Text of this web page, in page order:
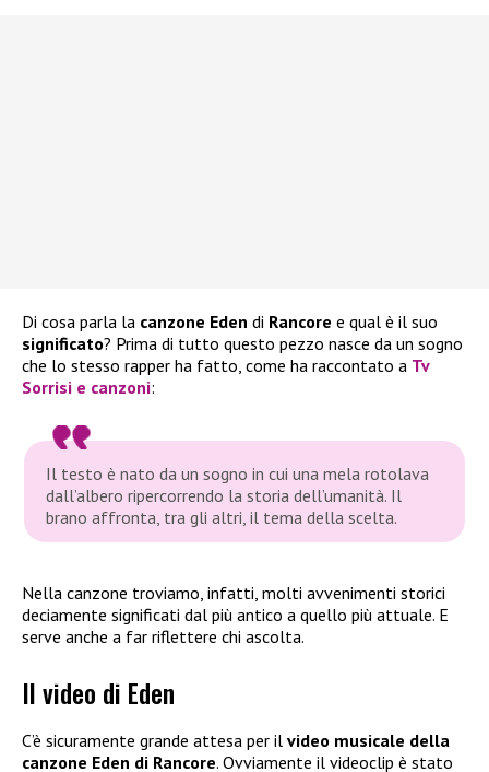
Di cosa parla la canzone Eden di Rancore e qual è il suo
significato? Prima di tutto questo pezzo nasce da un sogno
che lo stesso rapper ha fatto, come ha raccontato a Tv
Sorrisi e canzoni:
Il testo è nato da un sogno in cui una mela rotolava
dall’albero ripercorrendo la storia dell’umanità. Il
brano affronta, tra gli altri, il tema della scelta.
Nella canzone troviamo, infatti, molti avvenimenti storici
deciamente significati dal più antico a quello più attuale. E
serve anche a far riflettere chi ascolta.
Il video di Eden
C’è sicuramente grande attesa per il video musicale della
canzone Eden di Rancore. Ovviamente il videoclip è stato